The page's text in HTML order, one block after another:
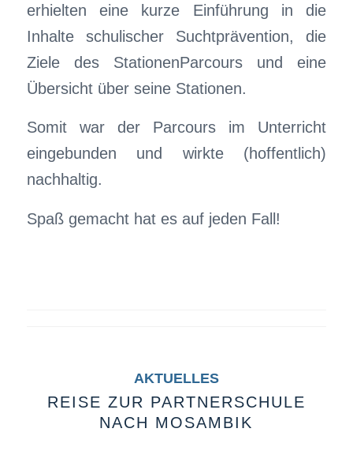
erhielten eine kurze Einführung in die
Inhalte schulischer Suchtprävention, die
Ziele des StationenParcours und eine
Übersicht über seine Stationen.
Somit war der Parcours im Unterricht
eingebunden und wirkte (hoffentlich)
nachhaltig.
Spaß gemacht hat es auf jeden Fall!
AKTUELLES
REISE ZUR PARTNERSCHULE
NACH MOSAMBIK